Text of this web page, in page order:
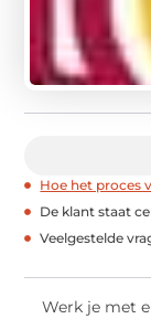
Hoe het proces
De klant staat
Veelgestelde
Werk je met